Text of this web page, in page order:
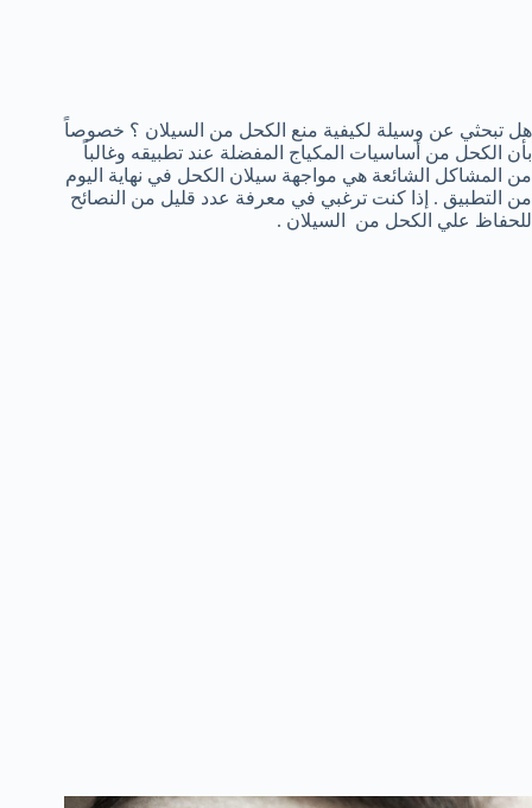
هل تبحثي عن وسيلة لكيفية منع الكحل من السيلان ؟ خصوصاً
بأن الكحل من أساسيات المكياج المفضلة عند تطبيقه وغالباً
من المشاكل الشائعة هي مواجهة سيلان الكحل في نهاية اليوم
من التطبيق . إذا كنت ترغبي في معرفة عدد قليل من النصائح
للحفاظ علي الكحل من السيلان .